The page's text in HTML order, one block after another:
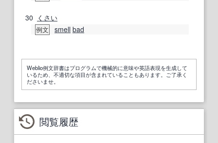
30 くさい
例文 smell bad
Weblio例文辞書はプログラムで機械的に意味や英語表現を生成して
いるため、不適切な項目が含まれていることもあります。ご了承く
ださいませ。
閲覧履歴